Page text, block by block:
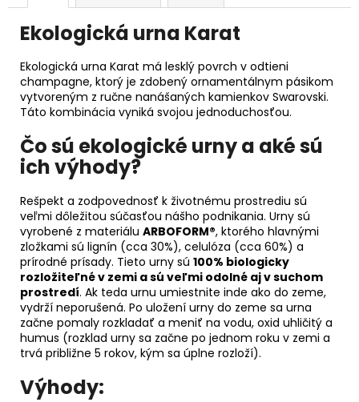
Ekologická urna Karat
Ekologická urna Karat má lesklý povrch v odtieni
champagne, ktorý je zdobený ornamentálnym pásikom
vytvoreným z ručne nanášaných kamienkov Swarovski.
Táto kombinácia vyniká svojou jednoduchosťou.
Čo sú ekologické urny a aké sú
ich výhody?
Rešpekt a zodpovednosť k životnému prostrediu sú
veľmi dôležitou súčasťou nášho podnikania. Urny sú
vyrobené z materiálu ARBOFORM®, ktorého hlavnými
zložkami sú lignín (cca 30%), celulóza (cca 60%) a
prírodné prísady. Tieto urny sú 100% biologicky
rozložiteľné v zemi a sú veľmi odolné aj v suchom
prostredí. Ak teda urnu umiestnite inde ako do zeme,
vydrží neporušená. Po uložení urny do zeme sa urna
začne pomaly rozkladať a meniť na vodu, oxid uhličitý a
humus (rozklad urny sa začne po jednom roku v zemi a
trvá približne 5 rokov, kým sa úplne rozloží).
Výhody: